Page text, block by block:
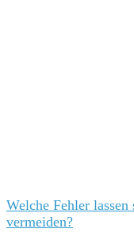
Welche Fehler
vermeiden?